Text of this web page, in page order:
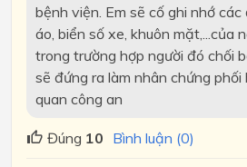
bệnh viện. Em sẽ cố ghi nhớ
áo, biển số xe, khuôn mặt,...của
trong trường hợp người đó chối
sẽ đứng ra làm nhân chứng
quan công an
Đúng 10 Bình luận (0)